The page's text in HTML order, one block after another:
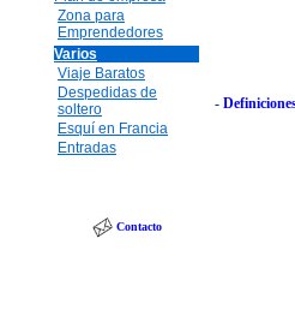
Zona para
Emprendedores
Varios
Viaje Baratos
Despedidas de
soltero
Esquí en Francia
Entradas
Contacto
-